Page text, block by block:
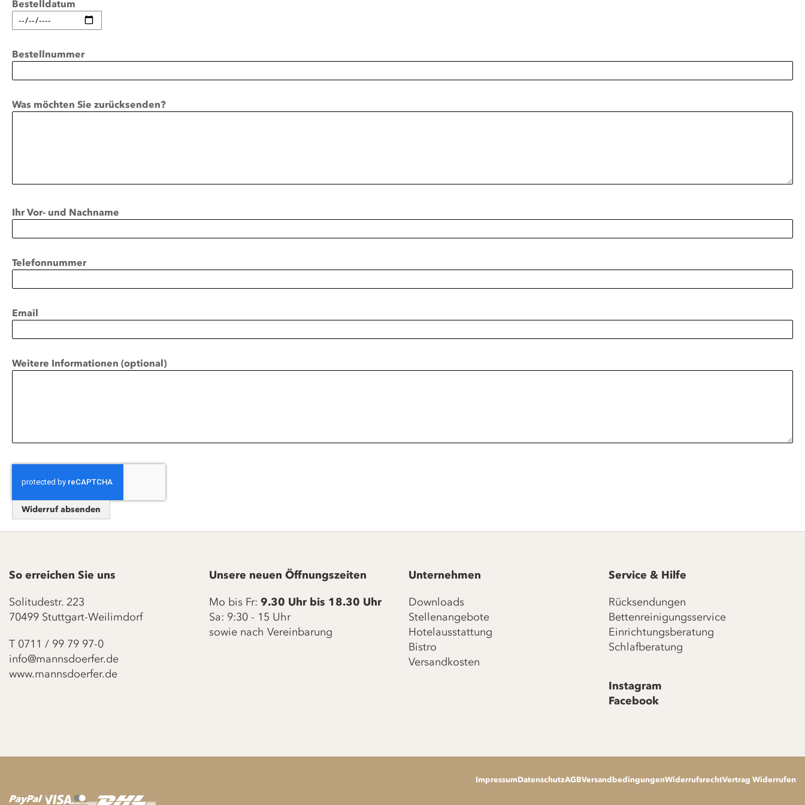
Bestelldatum
Bestellnummer
Was möchten Sie zurücksenden?
Ihr Vor- und Nachname
Telefonnummer
Email
Weitere Informationen (optional)
Widerruf absenden
So erreichen Sie uns
Solitudestr. 223
70499 Stuttgart-Weilimdorf
T 0711 / 99 79 97-0
info@mannsdoerfer.de
www.mannsdoerfer.de
Unsere neuen Öffnungszeiten
Mo bis Fr: 9.30 Uhr bis 18.30 Uhr
Sa: 9:30 - 15 Uhr
sowie nach Vereinbarung
Unternehmen
Downloads
Stellenangebote
Hotelausstattung
Bistro
Versandkosten
Service & Hilfe
Rücksendungen
Bettenreinigungsservice
Einrichtungsberatung
Schlafberatung
Instagram
Facebook
ImpressumDatenschutzAGBVersandbedingungenWiderrufsrechtVertrag Widerrufen